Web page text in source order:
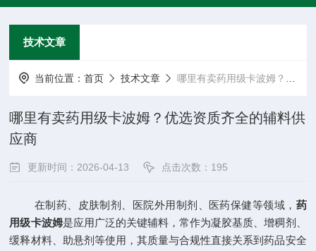
技术文章
当前位置：首页 技术文章 哪里有卖药用级卡波姆？优选资质齐全的辅料供应商
哪里有卖药用级卡波姆？优选资质齐全的辅料供
应商
更新时间：2026-04-13 点击次数：195
在制药、皮肤制剂、医院外用制剂、医药保健等领域， 药
用级卡波姆是应用广泛的关键辅料，常作为凝胶基质、增稠剂、
缓释材料、助悬剂等使用，其质量与合规性直接关系到药品安全